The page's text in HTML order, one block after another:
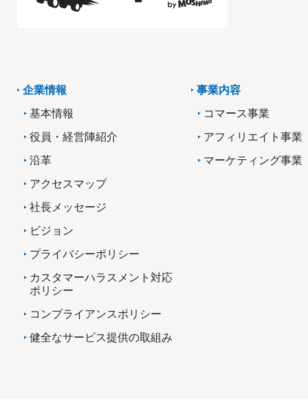
企業情報
基本情報
役員・経営陣紹介
沿革
アクセスマップ
社長メッセージ
ビジョン
プライバシーポリシー
カスタマーハラスメント対応
ポリシー
コンプライアンスポリシー
健全なサービス提供の取組み
事業内容
コマース事業
アフィリエイト事業
マーケティング事業